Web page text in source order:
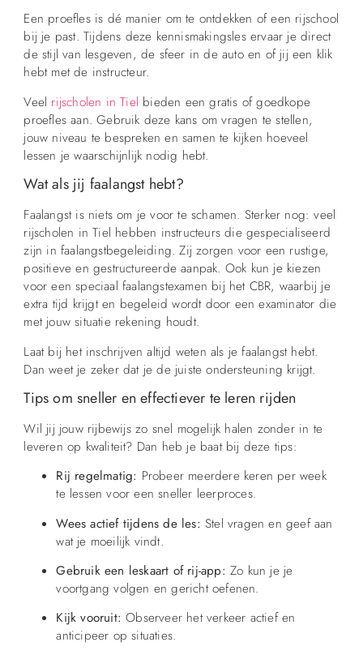
Een proefles is dé manier om te ontdekken of een rijschool
bij je past. Tijdens deze kennismakingsles ervaar je direct
de stijl van lesgeven, de sfeer in de auto en of jij een klik
hebt met de instructeur.
Veel rijscholen in Tiel bieden een gratis of goedkope
proefles aan. Gebruik deze kans om vragen te stellen,
jouw niveau te bespreken en samen te kijken hoeveel
lessen je waarschijnlijk nodig hebt.
Wat als jij faalangst hebt?
Faalangst is niets om je voor te schamen. Sterker nog: veel
rijscholen in Tiel hebben instructeurs die gespecialiseerd
zijn in faalangstbegeleiding. Zij zorgen voor een rustige,
positieve en gestructureerde aanpak. Ook kun je kiezen
voor een speciaal faalangstexamen bij het CBR, waarbij je
extra tijd krijgt en begeleid wordt door een examinator die
met jouw situatie rekening houdt.
Laat bij het inschrijven altijd weten als je faalangst hebt.
Dan weet je zeker dat je de juiste ondersteuning krijgt.
Tips om sneller en effectiever te leren rijden
Wil jij jouw rijbewijs zo snel mogelijk halen zonder in te
leveren op kwaliteit? Dan heb je baat bij deze tips:
Rij regelmatig: Probeer meerdere keren per week
te lessen voor een sneller leerproces.
Wees actief tijdens de les: Stel vragen en geef aan
wat je moeilijk vindt.
Gebruik een leskaart of rij-app: Zo kun je je
voortgang volgen en gericht oefenen.
Kijk vooruit: Observeer het verkeer actief en
anticipeer op situaties.